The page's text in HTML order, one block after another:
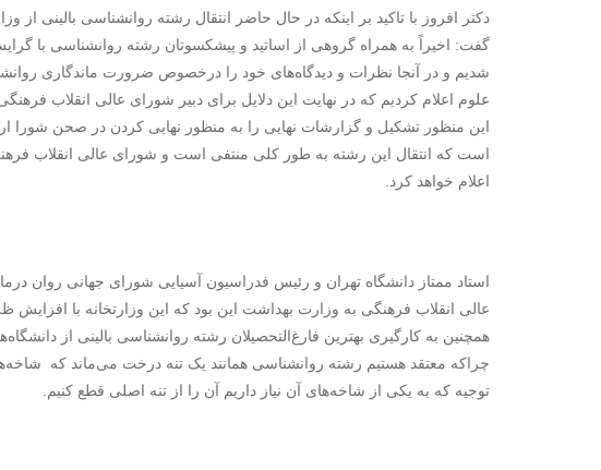
دکتر افروز با تاکید بر اینکه در حال حاضر انتقال رشته روانشناسی بالینی
گفت: اخیراً به همراه گروهی از اساتید و پیشکسوتان رشته روانشناسی با
شدیم و در آنجا نظرات و دیدگاه‌های خود را درخصوص ضرورت ماندگاری
علوم اعلام کردیم که در نهایت این دلایل برای دبیر شورای عالی انقلاب
این منظور تشکیل و گزارشات نهایی را به منظور نهایی کردن در صحن شورا
است که انتقال این رشته به طور کلی منتفی است و شورای عالی انقلاب
اعلام خواهد کرد.
استاد ممتاز دانشگاه تهران و رئیس فدراسیون آسیایی شورای جهانی روان
عالی انقلاب فرهنگی به وزارت بهداشت این بود که این وزارتخانه با
همچنین به کارگیری بهترین فارغ‌التحصیلان رشته روانشناسی بالینی از
چراکه معتقد هستیم رشته روانشناسی همانند یک تنه درخت می‌ماند که
توجیه که به یکی از شاخه‌های آن نیاز داریم آن را از تنه اصلی قطع کنیم.